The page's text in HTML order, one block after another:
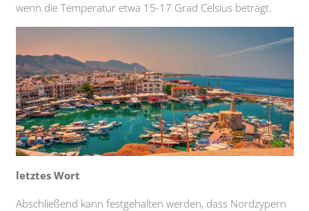
wenn die Temperatur etwa 15-17 Grad Celsius beträgt.
letztes Wort
Abschließend kann festgehalten werden, dass Nordzypern